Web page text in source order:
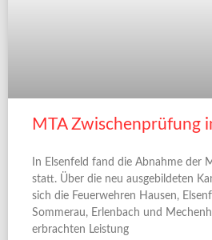
MTA Zwischenprüfung
In Elsenfeld fand die Abnahme der
statt. Über die neu ausgebildeten
sich die Feuerwehren Hausen,
Sommerau, Erlenbach und
erbrachten Leistung